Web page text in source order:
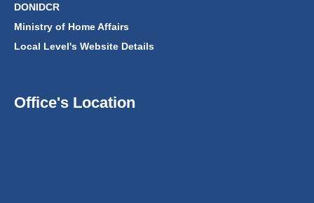
DONIDCR
Ministry of Home Affairs
Local Level's Website Details
Office's Location